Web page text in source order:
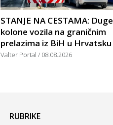
STANJE NA CESTAMA: Duge
kolone vozila na graničnim
prelazima iz BiH u Hrvatsku
Valter Portal 08.08.2026
RUBRIKE